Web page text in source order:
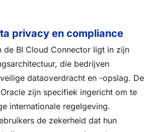
privacy en compliance
de BI Cloud Connector ligt in zijn
die bedrijven
dataoverdracht en -opslag. De
zijn specifiek ingericht om te
internationale regelgeving.
de zekerheid dat hun